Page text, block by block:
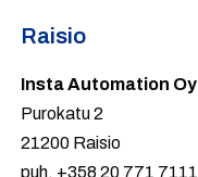
Raisio
Insta Automation Oy
Purokatu 2
21200 Raisio
puh. +358 20 771 7111